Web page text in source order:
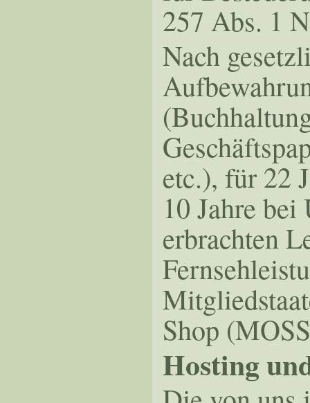
257 Abs. 1
Nach
etc.), für 22
10 Jahre
erbrachten
Shop
Hosting